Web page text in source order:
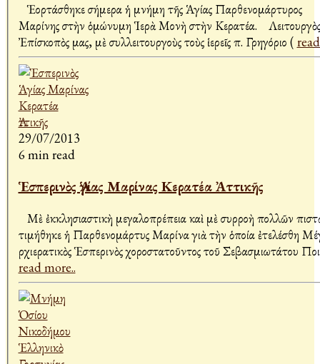
Ἑορτάσθηκε σήμερα ἡ μνήμη τῆς Ἁγίας Παρθενομάρτυρος
Μαρίνης στὴν ὁμώνυμη Ἱερὰ Μονὴ στὴν Κερατέα.
Ἐπίσκοπὸς μας, μὲ συλλειτουργοὺς τοὺς ἱερεῖς π. Γρηγόριο (
29/07/2013
6 min read
Ἑσπερινὸς Ἁγίας Μαρίνας Κερατέα Ἀττικῆς
Μὲ ἐκκλησιαστικὴ μεγαλοπρέπεια καὶ μὲ συρροὴ πολλῶν
τιμήθηκε ἡ Παρθενομάρτυς Μαρίνα γιὰ τὴν ὁποία ἐτελέσθη
Ἀρχιερατικὸς Ἑσπερινὸς χοροστατοῦντος τοῦ Σεβασμιωτάτου
read more..